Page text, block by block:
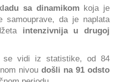
sa dinamikom koja je
samouprave, da je naplata
intenzivnija u drugoj
se vidi iz statistike, od 84
nivou došli na 91 odsto